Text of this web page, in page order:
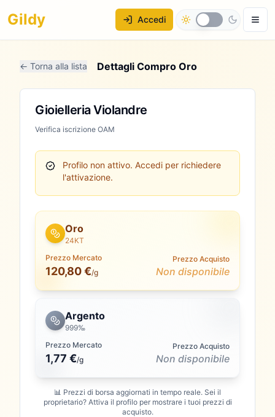
Gildy Accedi
← Torna alla lista Dettagli Compro Oro
Gioielleria Violandre
Verifica iscrizione OAM
Profilo non attivo. Accedi per richiedere
l'attivazione.
Oro
24KT
Prezzo Mercato
120,80 €/g
Prezzo Acquisto
Non disponibile
Argento
999‰
Prezzo Mercato
1,77 €/g
Prezzo Acquisto
Non disponibile
📊 Prezzi di borsa aggiornati in tempo reale. Sei il
proprietario? Attiva il profilo per mostrare i tuoi prezzi di
acquisto.